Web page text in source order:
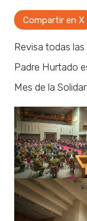
Compartir en X
Revisa todas
Padre Hurtado
Mes de la